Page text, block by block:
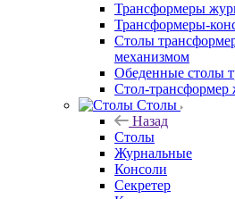
Трансформеры
Трансформеры-
Столы
механизмом
Обеденные столы
Стол-трансформер
Столы
Назад
Столы
Журнальные
Консоли
Секретер